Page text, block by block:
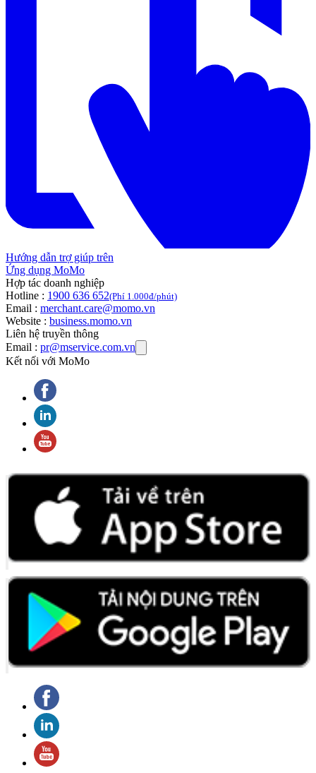
Hướng dẫn trợ giúp trên
Ứng dụng MoMo
Hợp tác doanh nghiệp
Hotline : 1900 636 652(Phí 1.000đ/phút)
Email : merchant.care@momo.vn
Website : business.momo.vn
Liên hệ truyền thông
Email : pr@mservice.com.vn
Kết nối với MoMo